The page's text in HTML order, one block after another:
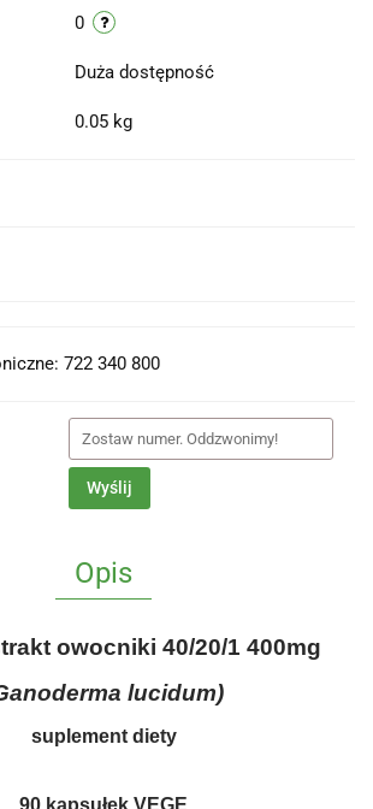
0
Duża dostępność
0.05 kg
722 340 800
Wyślij
Opis
owocniki 40/20/1 400mg
lucidum)
suplement diety